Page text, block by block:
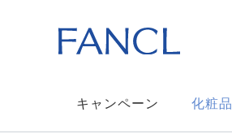
キャンペーン 化粧品